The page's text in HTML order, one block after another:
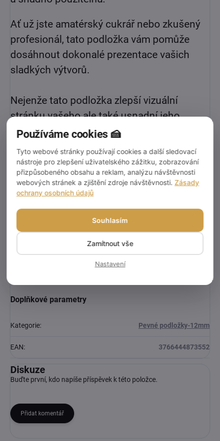
Ať už jste amatérský cukrář nebo zkušený
profesionál, tato podložka vám pomůže
dosáhnout dokonalé prezentace vašich
sladkých výtvorů.
Nejenže tato podložka zlepší vizuální
stránku vašeho ale také usnadní jeho
manipulaci a přepravu. Díky její pevnosti a
odolnosti můžete svůj dort snadno přenést
na místo určení bez obav z poškození.
Tloušťka:12mm
Pro velkoobchod cena za 5ks v balení.
Doplňkové parametry
Kategorie: Pevné podložky-12mm
EAN: 3766444873552
Diskuze
Buďte první, kdo napíše příspěvek k této položce.
Přidat komentář
Používáme cookies 🍰
Tyto webové stránky používají cookies a další sledovací
nástroje pro zlepšení uživatelského zážitku, zobrazování
přizpůsobeného obsahu a reklam, analýzu návštěvnosti
webových stránek a zjištění zdroje návštěvnosti. Zásady
ochrany osobních údajů
Souhlasím
Zamítnout vše
Nastavení